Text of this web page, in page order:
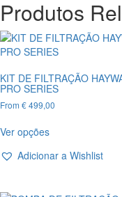
ÁGUA
DO
MAR
Produtos
KIT DE FILTRAÇÃO
PRO SERIES
From €499,00
Ver opçõesproduct
multiple
Adicionar a Wishlist